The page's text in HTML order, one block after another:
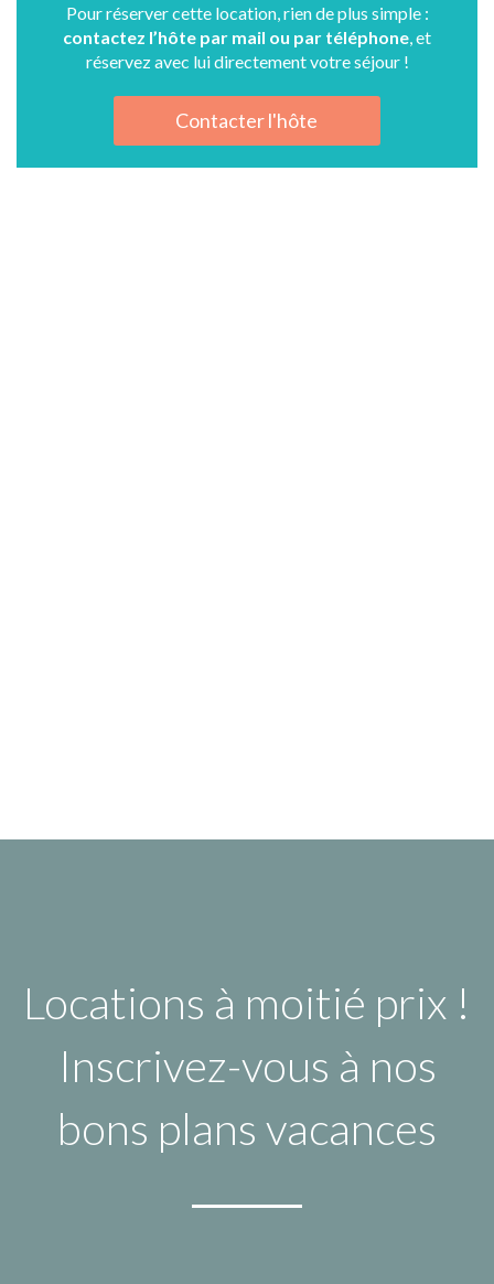
Pour réserver cette location, rien de plus simple :
contactez l’hôte par mail ou par téléphone , et
réservez avec lui directement votre séjour !
Contacter l'hôte
Locations à moitié prix !
Inscrivez-vous à nos
bons plans vacances